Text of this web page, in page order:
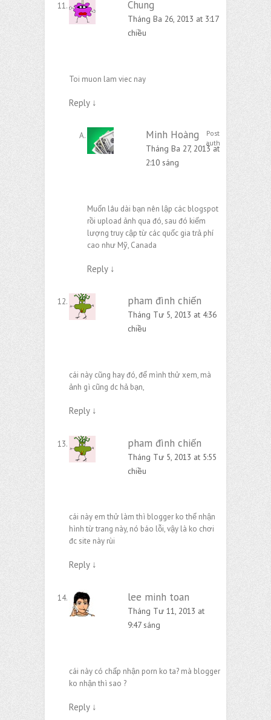
Chung
Tháng Ba 26, 2013 at 3:17
chiều
Toi muon lam viec nay
Reply ↓
Minh Hoàng
Post
author
Tháng Ba 27, 2013 at
2:10 sáng
Muốn lâu dài bạn nên lập các blogspot
rồi upload ảnh qua đó, sau đó kiếm
lượng truy cập từ các quốc gia trả phí
cao như Mỹ, Canada
Reply ↓
pham đình chiến
Tháng Tư 5, 2013 at 4:36
chiều
cái này cũng hay đó, để mình thử xem, mà
ảnh gì cũng dc hả bạn,
Reply ↓
pham đình chiến
Tháng Tư 5, 2013 at 5:55
chiều
cái này em thử làm thì blogger ko thể nhận
hình từ trang này, nó báo lỗi, vậy là ko chơi
đc site này rùi
Reply ↓
lee minh toan
Tháng Tư 11, 2013 at
9:47 sáng
cái này có chấp nhận porn ko ta? mà blogger
ko nhận thì sao ?
Reply ↓